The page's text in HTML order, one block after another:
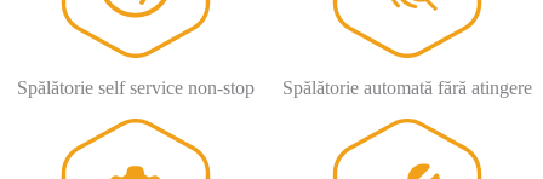
Spălătorie self service non-stop Spălătorie automată fără atingere